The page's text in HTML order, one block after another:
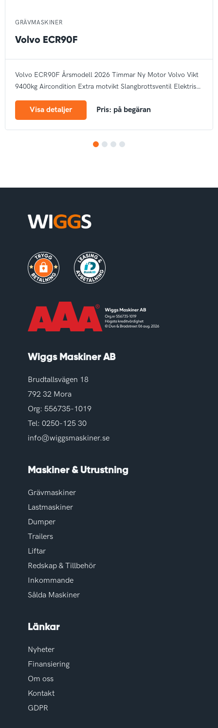
GRÄVMASKINER
Volvo ECR90F
Volvo ECR90F Årsmodell 2026 Timmar Ny Motor Volvo Vikt
9400kg Aircondition Extra motvikt Slangbrottsventil Elektrisk
märkeVisa detaljer Pris: på begäran
4
Wiggs Maskiner AB
Brudtallsvägen 18
792 32 Mora
Org: 556735-1019
Tel: 0250-125 30
info@wiggsmaskiner.se
Maskiner & Utrustning
Grävmaskiner
Lastmaskiner
Dumper
Trailers
Liftar
Redskap & Tillbehör
Inkommande
Sålda Maskiner
Länkar
Nyheter
Finansiering
Om oss
Kontakt
GDPR